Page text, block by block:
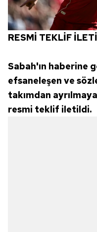
RESMİ TEKLİF
Sabah'ın haberine
efsaneleşen ve
takımdan
resmi teklif iletildi.